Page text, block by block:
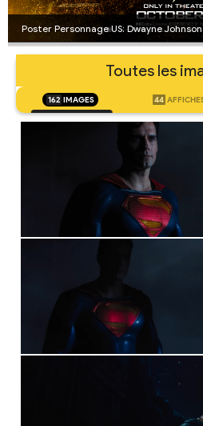
Poster Personnage US: Dwayne
Toutes les
162 IMAGES 44